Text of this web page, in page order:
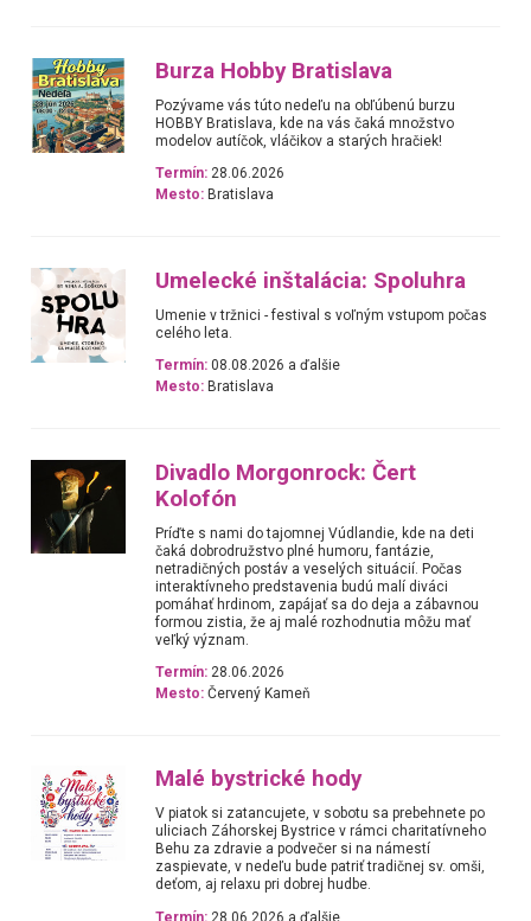
Burza Hobby Bratislava
Pozývame vás túto nedeľu na obľúbenú burzu
HOBBY Bratislava, kde na vás čaká množstvo
modelov autíčok, vláčikov a starých hračiek!
Termín: 28.06.2026
Mesto: Bratislava
Umelecké inštalácia: Spoluhra
Umenie v tržnici - festival s voľným vstupom počas
celého leta.
Termín: 08.08.2026 a ďalšie
Mesto: Bratislava
Divadlo Morgonrock: Čert
Kolofón
Príďte s nami do tajomnej Vúdlandie, kde na deti
čaká dobrodružstvo plné humoru, fantázie,
netradičných postáv a veselých situácií. Počas
interaktívneho predstavenia budú malí diváci
pomáhať hrdinom, zapájať sa do deja a zábavnou
formou zistia, že aj malé rozhodnutia môžu mať
veľký význam.
Termín: 28.06.2026
Mesto: Červený Kameň
Malé bystrické hody
V piatok si zatancujete, v sobotu sa prebehnete po
uliciach Záhorskej Bystrice v rámci charitatívneho
Behu za zdravie a podvečer si na námestí
zaspievate, v nedeľu bude patriť tradičnej sv. omši,
deťom, aj relaxu pri dobrej hudbe.
Termín: 28.06.2026 a ďalšie